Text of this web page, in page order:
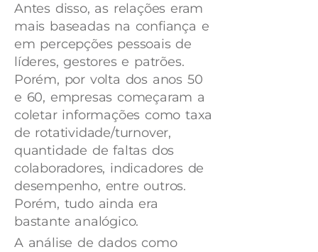
Antes disso, as relações eram
mais baseadas na confiança e
em percepções pessoais de
líderes, gestores e patrões.
Porém, por volta dos anos 50
e 60, empresas começaram a
coletar informações como taxa
de rotatividade/turnover,
quantidade de faltas dos
colaboradores, indicadores de
desempenho, entre outros.
Porém, tudo ainda era
bastante analógico.
A análise de dados como